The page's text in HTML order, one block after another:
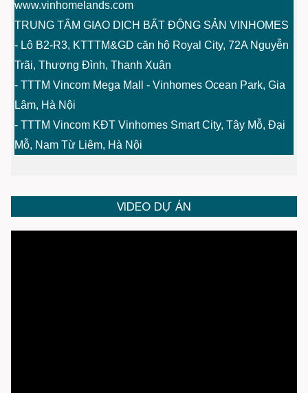
www.vinhomelands.com
TRUNG TÂM GIAO DỊCH BẤT ĐỘNG SẢN VINHOMES
- Lô B2-R3, KTTTM&GD căn hộ Royal City, 72A Nguyễn
Trãi, Thượng Đình, Thanh Xuân
- TTTM Vincom Mega Mall - Vinhomes Ocean Park, Gia
Lâm, Hà Nội
- TTTM Vincom KĐT Vinhomes Smart City, Tây Mỗ, Đại
Mỗ, Nam Từ Liêm, Hà Nội
VIDEO DỰ ÁN